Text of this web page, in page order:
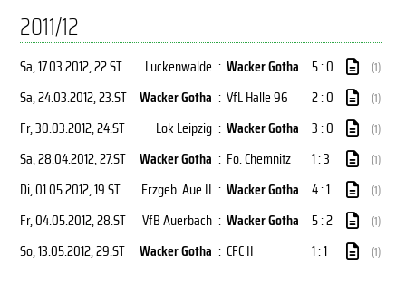
2011/12
Sa, 17.03.2012, 22.ST Luckenwalde : Wacker Gotha 5 : 0 (1)
Sa, 24.03.2012, 23.ST Wacker Gotha : VfL Halle 96 2 : 0 (1)
Fr, 30.03.2012, 24.ST Lok Leipzig : Wacker Gotha 3 : 0 (1)
Sa, 28.04.2012, 27.ST Wacker Gotha : Fo. Chemnitz 1 : 3 (1)
Di, 01.05.2012, 19.ST Erzgeb. Aue II : Wacker Gotha 4 : 1 (1)
Fr, 04.05.2012, 28.ST VfB Auerbach : Wacker Gotha 5 : 2 (1)
So, 13.05.2012, 29.ST Wacker Gotha : CFC II 1 : 1 (1)